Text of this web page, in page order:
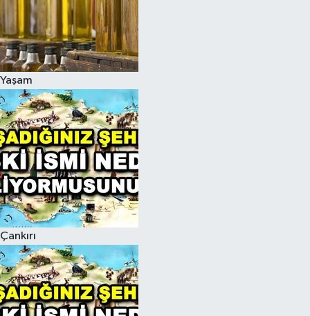
Yaşam
Çankırı